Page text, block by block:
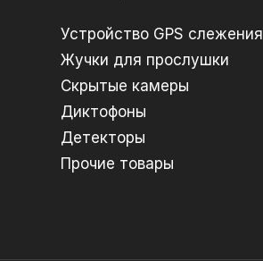
Устройство GPS слежения
Жучки для прослушки
Скрытые камеры
Диктофоны
Детекторы
Прочие товары